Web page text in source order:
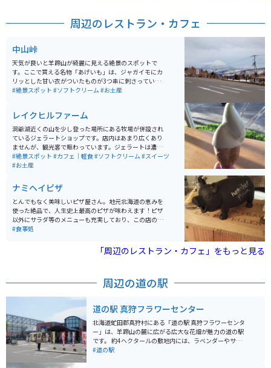
周辺のレストラン・カフェ
中山峠
天気が良いと羊蹄山が綺麗に見える絶景のスポットで
す。ここで買える名物「あげいも」は、ジャガイモにカ
リッとした甘い衣がついたものが3つ串に刺さってい
て、とても美味しいです。見た目は大きめでボリューミ
美味しいです。
#絶景スポット #ソフトクリーム#お土産
レイクヒルファーム
洞爺湖近くの山を少し登った場所にある牧場が併設され
ているジェラートショップです。店内はあまり広くあり
ませんが、観光客で賑わっています。ジェラートは濃厚
ですが、後味はすっきりとして美味しいです。テラスに
出ると山羊や牛も見えて、ずっと続く牧草地に北海道ら
#絶景スポット #カフェ｜軽食#ソフトクリーム#スイーツ
#お土産
ナミヘイピザ
とんでもなく美味しいピザ屋さん。地元北海道の恵みを
使った絶品で、人生史上最高のピザが味わえます！ピザ
以外にサラダ等のメニューも充実しており、この店のた
めだけに豊浦に来ても全く損はないです。小さい店舗な
#食事処
「周辺のレストラン・カフェ」をもっと見る
周辺の道の駅
道の駅 真狩フラワーセンター
北海道虻田郡真狩村にある「道の駅 真狩フラワーセンタ
ー」は、羊蹄山の麓に広がる広大な花畑が魅力の道の駅
です。 約4ヘクタールの敷地内には、ラベンダーやサル
ビア、コスモスなど、季節ごとに色とりどりの花々が咲
#道の駅